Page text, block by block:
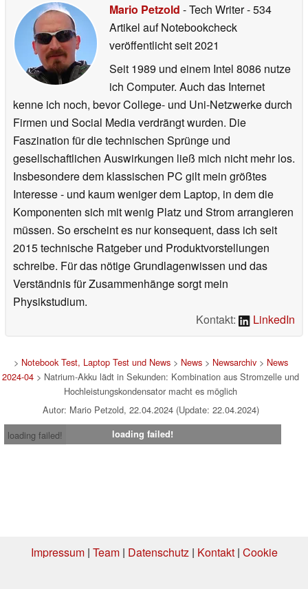
Mario Petzold - Tech Writer- 534
Artikel auf Notebookcheck
veröffentlichtseit 2021
Seit 1989 und einem Intel 8086 nutze
ich Computer. Auch das Internet
kenne ich noch, bevor College- und Uni-Netzwerke durch
Firmen und Social Media verdrängt wurden. Die
Faszination für die technischen Sprünge und
gesellschaftlichen Auswirkungen ließ mich nicht mehr los.
Insbesondere dem klassischen PC gilt mein größtes
Interesse - und kaum weniger dem Laptop, in dem die
Komponenten sich mit wenig Platz und Strom arrangieren
müssen. So erscheint es nur konsequent, dass ich seit
2015 technische Ratgeber und Produktvorstellungen
schreibe. Für das nötige Grundlagenwissen und das
Verständnis für Zusammenhänge sorgt mein
Physikstudium.
Kontakt:
LinkedIn
> Notebook Test, Laptop Test und News> News> Newsarchiv> News
2024-04 > Natrium-Akku lädt in Sekunden: Kombination aus Stromzelle und
Hochleistungskondensator macht es möglich
Autor: Mario Petzold, 22.04.2024 (Update: 22.04.2024)
loading failed!
loading failed!
Impressum| Team| Datenschutz| Kontakt| Cookie